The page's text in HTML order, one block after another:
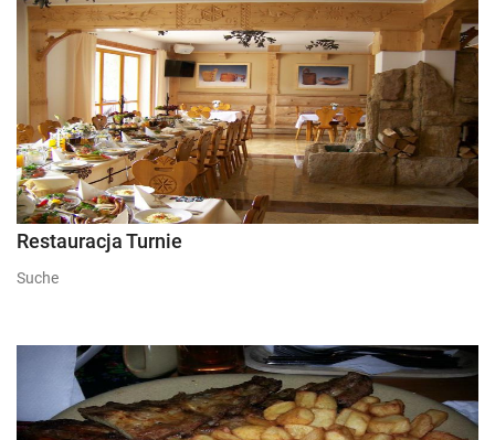
Restauracja Turnie
Suche